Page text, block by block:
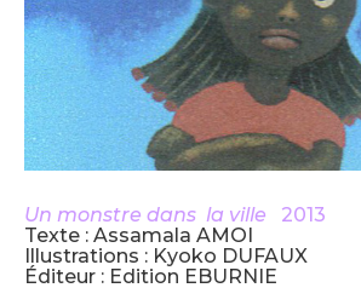
Un monstre dans la ville 2013
Texte : Assamala AMOI
Illustrations : Kyoko DUFAUX
Éditeur : Edition EBURNIE